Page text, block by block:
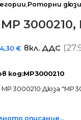
,Роторни дюзи
€ вкл. ДДС
код:MP3000210
3000210 Дюза "МР
описание...